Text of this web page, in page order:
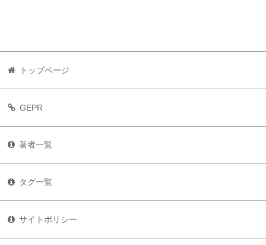
トップページ
GEPR
著者一覧
タグ一覧
サイトポリシー